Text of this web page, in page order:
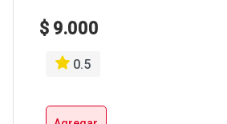
$ 9.000
0.5